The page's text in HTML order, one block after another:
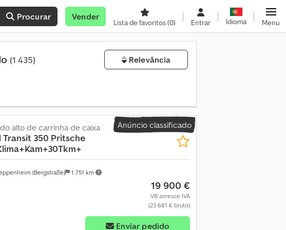
Procurar Vender
Lista de favoritos(0) Entrar Idioma Menu
(1 435) Relevância
Anúncio classificado
(Bergstraße) 1 751 km
alto de carrinha de caixa
Transit 350 Pritsche
19 900 €
VB acresce IVA
(23 681 € bruto)
Enviar pedido